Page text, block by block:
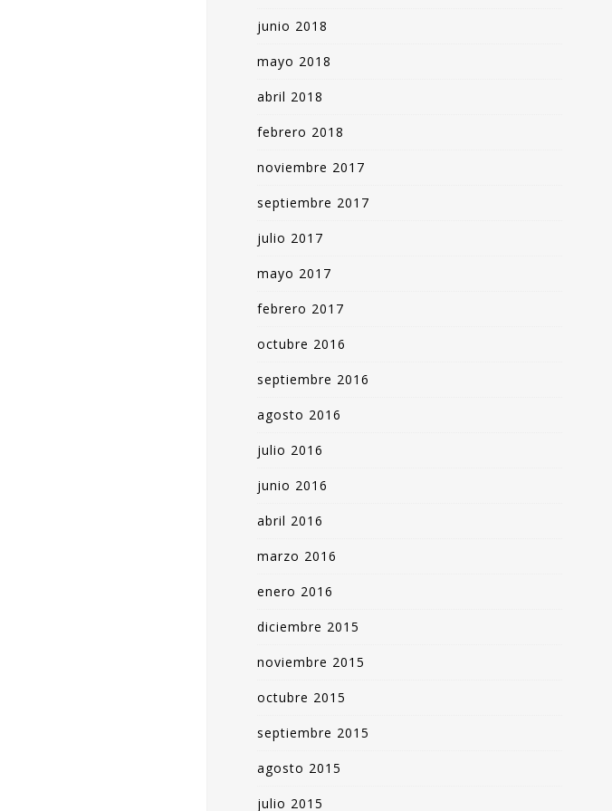
junio 2018
mayo 2018
abril 2018
febrero 2018
noviembre 2017
septiembre 2017
julio 2017
mayo 2017
febrero 2017
octubre 2016
septiembre 2016
agosto 2016
julio 2016
junio 2016
abril 2016
marzo 2016
enero 2016
diciembre 2015
noviembre 2015
octubre 2015
septiembre 2015
agosto 2015
julio 2015